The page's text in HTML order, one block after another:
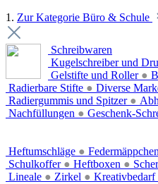
1. Zur Kategorie Büro & Schule
Schreibwaren
Kugelschreiber und
Gelstifte und Roller ●
Radierbare Stifte ● Diverse
Radiergummis und Spitzer ●
Nachfüllungen ● Geschenk-
Heftumschläge ● Federmäppchen
Schulkoffer ● Heftboxen ●
Lineale ● Zirkel ● Kreativbedarf